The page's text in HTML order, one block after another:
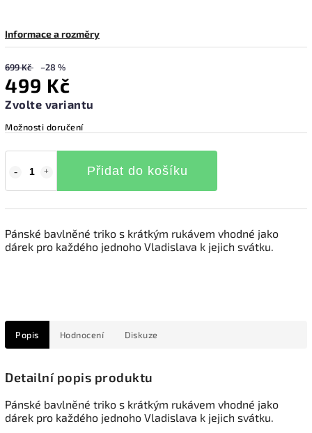
Informace a rozměry
699 Kč –28 %
499 Kč
Zvolte variantu
Možnosti doručení
Přidat do košíku
Pánské bavlněné triko s krátkým rukávem vhodné jako
dárek pro každého jednoho Vladislava k jejich svátku.
Popis Hodnocení Diskuze
Detailní popis produktu
Pánské bavlněné triko s krátkým rukávem vhodné jako
dárek pro každého jednoho Vladislava k jejich svátku.